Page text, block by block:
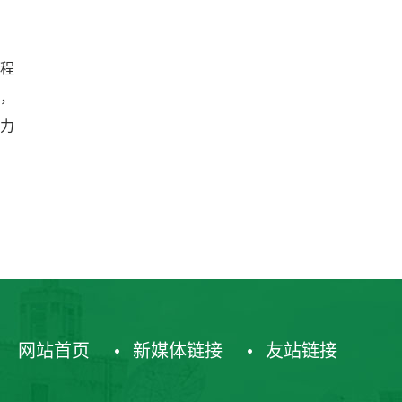
网站首页 新媒体链接 友站链接